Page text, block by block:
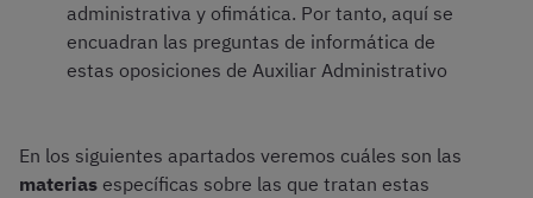
administrativa y ofimática. Por tanto, aquí se
encuadran las preguntas de informática de
estas oposiciones de Auxiliar Administrativo
En los siguientes apartados veremos cuáles son las
materias específicas sobre las que tratan estas